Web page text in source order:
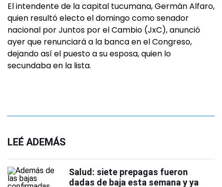
El intendente de la capital tucumana, Germán Alfaro,
quien resultó electo el domingo como senador
nacional por Juntos por el Cambio (JxC), anunció
ayer que renunciará a la banca en el Congreso,
dejando así el puesto a su esposa, quien lo
secundaba en la lista.
LEÉ ADEMÁS
Salud: siete prepagas fueron
dadas de baja esta semana y ya